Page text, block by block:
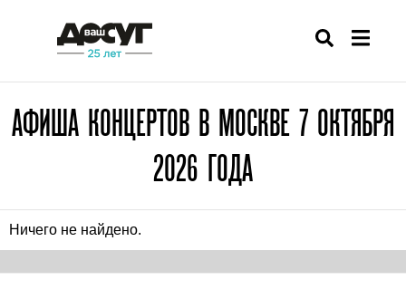
АФИША КОНЦЕРТОВ В МОСКВЕ 7 ОКТЯБРЯ
2026 ГОДА
Ничего не найдено.